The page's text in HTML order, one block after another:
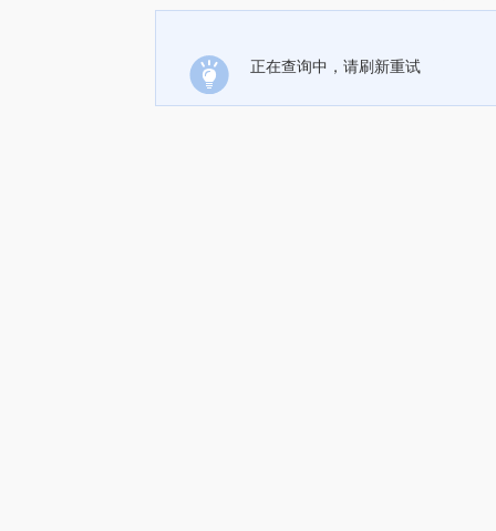
正在查询中，请刷新重试